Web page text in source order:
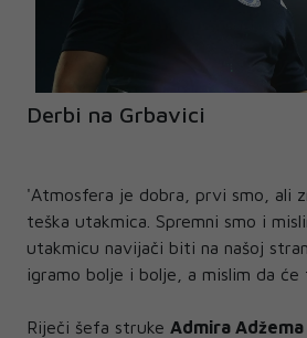
Derbi na Grbavici
'Atmosfera je dobra, prvi smo, ali
teška utakmica. Spremni smo i
utakmicu navijači biti na našoj
igramo bolje i bolje, a mislim da će
Riječi šefa struke Admira Adžema